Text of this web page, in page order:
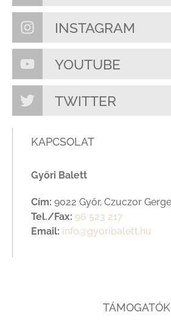
INSTAGRAM
YOUTUBE
TWITTER
KAPCSOLAT
Győri Balett
Cím: 9022 Győr, Czuczor
Tel./Fax: 96 523 217
Email: info@gyoribalett.hu
TÁMOGATÓK